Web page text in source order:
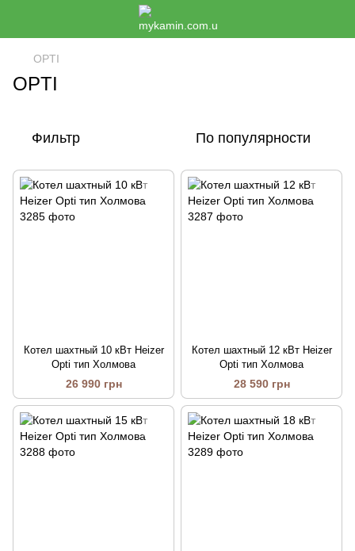
OPTI
OPTI
Фильтр По популярности
Котел шахтный 10 кВт Heizer
Opti тип Холмова
26 990 грн
Котел шахтный 12 кВт Heizer
Opti тип Холмова
28 590 грн